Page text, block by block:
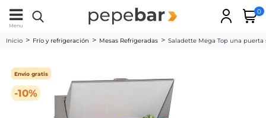
Menu
0
Inicio Frío y refrigeración Mesas Refrigeradas Saladette Mega Top una puerta
-10%
Envío gratis